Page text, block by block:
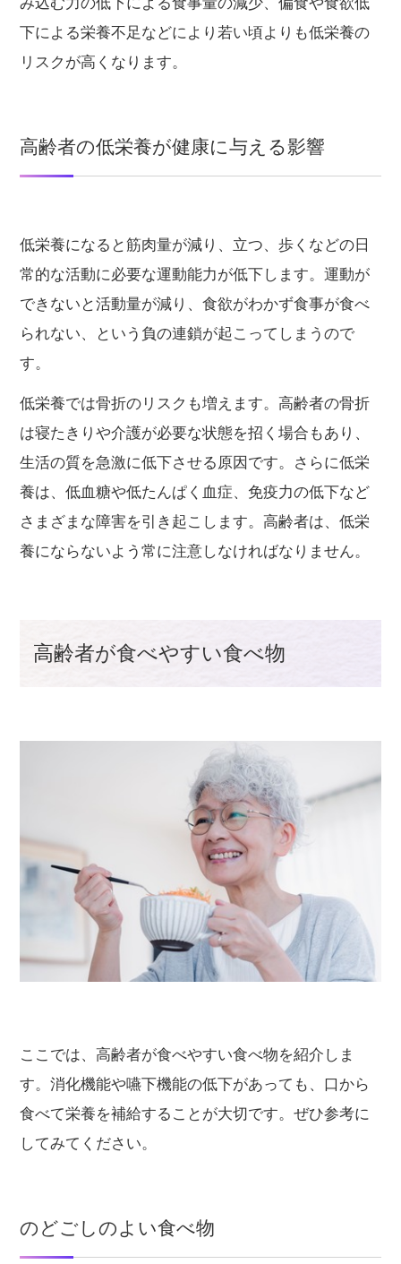
下による栄養不足などにより若い頃よりも低栄養の
リスクが高くなります。
高齢者の低栄養が健康に与える影響
低栄養になると筋肉量が減り、立つ、歩くなどの日
常的な活動に必要な運動能力が低下します。運動が
できないと活動量が減り、食欲がわかず食事が食べ
られない、という負の連鎖が起こってしまうので
す。
低栄養では骨折のリスクも増えます。高齢者の骨折
は寝たきりや介護が必要な状態を招く場合もあり、
生活の質を急激に低下させる原因です。さらに低栄
養は、低血糖や低たんぱく血症、免疫力の低下など
さまざまな障害を引き起こします。高齢者は、低栄
養にならないよう常に注意しなければなりません。
高齢者が食べやすい食べ物
ここでは、高齢者が食べやすい食べ物を紹介しま
す。消化機能や嚥下機能の低下があっても、口から
食べて栄養を補給することが大切です。ぜひ参考に
してみてください。
のどごしのよい食べ物